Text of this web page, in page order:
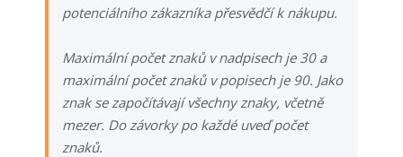
potenciálního zákazníka přesvědčí k nákupu.
Maximální počet znaků v nadpisech je 30 a
maximální počet znaků v popisech je 90. Jako
znak se započítávají všechny znaky, včetně
mezer. Do závorky po každé uveď počet
znaků.